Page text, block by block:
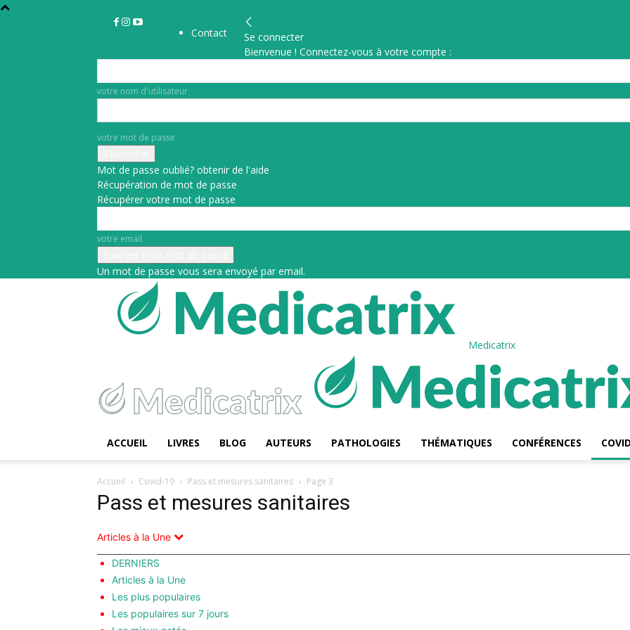
Contact
Se connecter
Bienvenue ! Connectez-vous à votre compte :
votre nom d'utilisateur
votre mot de passe
Mot de passe oublié? obtenir de l'aide
Récupération de mot de passe
Récupérer votre mot de passe
votre email
Un mot de passe vous sera envoyé par email.
Medicatrix
ACCUEIL LIVRES BLOG AUTEURS PATHOLOGIES THÉMATIQUES CONFÉRENCES
Accueil Covid-19 Pass et mesures sanitaires Page 3
Pass et mesures sanitaires
Articles à la Une
DERNIERS
Articles à la Une
Les plus populaires
Les populaires sur 7 jours